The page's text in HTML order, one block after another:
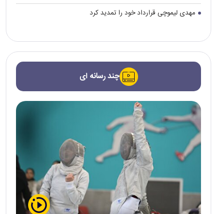
مهدی لیموچی قرارداد خود را تمدید کرد
چند رسانه ای